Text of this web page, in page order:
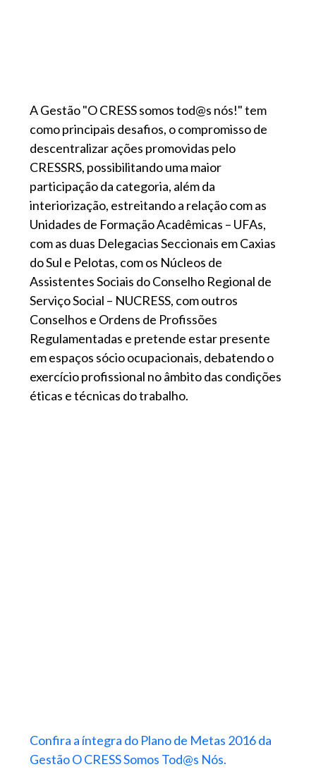
A Gestão "O CRESS somos tod@s nós!" tem
como principais desafios, o compromisso de
descentralizar ações promovidas pelo
CRESSRS, possibilitando uma maior
participação da categoria, além da
interiorização, estreitando a relação com as
Unidades de Formação Acadêmicas – UFAs,
com as duas Delegacias Seccionais em Caxias
do Sul e Pelotas, com os Núcleos de
Assistentes Sociais do Conselho Regional de
Serviço Social – NUCRESS, com outros
Conselhos e Ordens de Profissões
Regulamentadas e pretende estar presente
em espaços sócio ocupacionais, debatendo o
exercício profissional no âmbito das condições
éticas e técnicas do trabalho.
Confira a íntegra do Plano de Metas 2016 da
Gestão O CRESS Somos Tod@s Nós.